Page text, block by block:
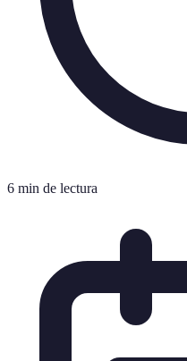
6 min de lectura